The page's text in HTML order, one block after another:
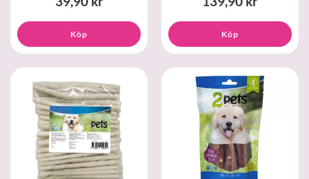
Köp Köp